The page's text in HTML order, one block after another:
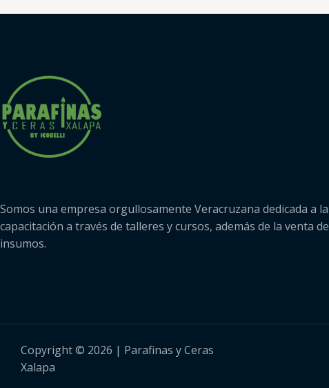
Somos una empresa orgullosamente Veracruzana dedicada a la
capacitación a través de talleres y cursos, además de la venta de
insumos.
Copyright © 2026 | Parafinas y Ceras
Xalapa